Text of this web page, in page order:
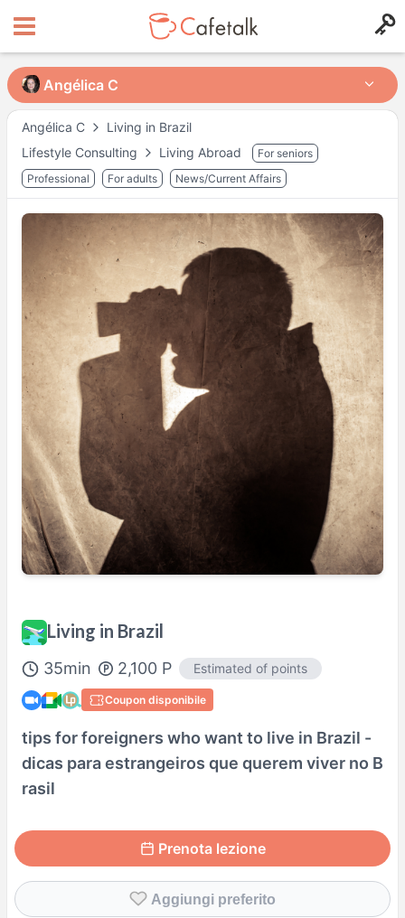
Angélica C
Living in Brazil
Lifestyle Consulting
Living Abroad
For seniors
Professional
For adults News/Current Affairs
Living in Brazil
35min 2,100 P Estimated of points
Coupon disponibile
tips for foreigners who want to live in Brazil -
dicas para estrangeiros que querem viver no B
rasil
Prenota lezione
Aggiungi preferito
Angélica C
Angélica C
from in
1608 201
Orari disponibili
Lun 00:00 –
10:30
Lun
15:00
18:30
Mar 06:30
Mar
15:00
06:30
10:00
Mer
16:30
18:30
Gio
06:30
10:00
15:00 –
Ven
16:30 –
Sab
06:30 – Dom
Actual availability may differ. Please check when you make a request.
Shown inAsia/Tokyo time.
Profilo